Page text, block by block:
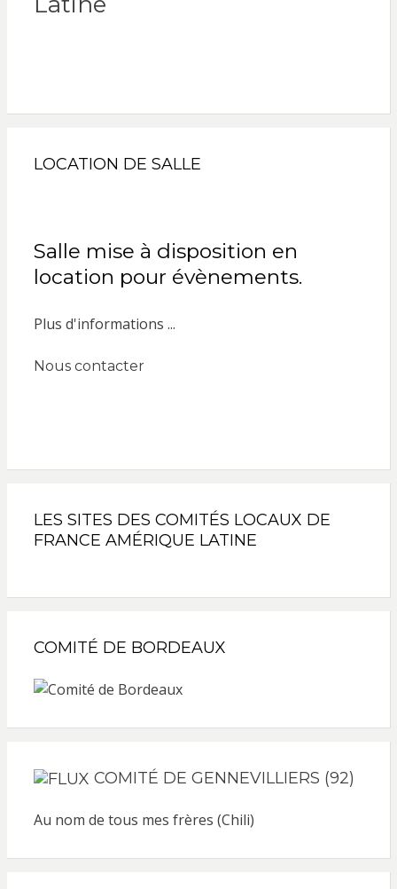
LOCATION DE SALLE
Salle mise à disposition en
location pour évènements.
Plus d'informations ...
Nous contacter
LES SITES DES COMITÉS LOCAUX DE
FRANCE AMÉRIQUE LATINE
COMITÉ DE BORDEAUX
COMITÉ DE GENNEVILLIERS (92)
Au nom de tous mes frères (Chili)